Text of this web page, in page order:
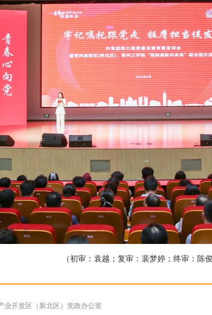
（初审：袁越；复审：裴梦婷；终审：陈俊
业开发区（新北区）党政办公室